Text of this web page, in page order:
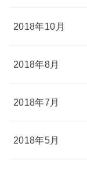
2018年10月
2018年8月
2018年7月
2018年5月